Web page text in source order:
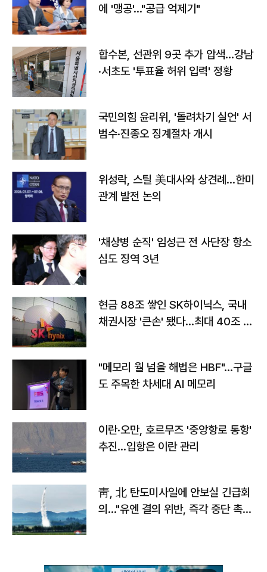
에 '맹공'…"공급 억제기"
합수본, 선관위 9곳 추가 압색…강남
·서초도 '투표율 허위 입력' 정황
국민의힘 윤리위, '돌려차기 실언' 서
범수·진종오 징계절차 개시
위성락, 스틸 美대사와 상견례…한미
관계 발전 논의
'채상병 순직' 임성근 전 사단장 항소
심도 징역 3년
현금 88조 쌓인 SK하이닉스, 국내
채권시장 '큰손' 됐다…최대 40조 투
"메모리 월 넘을 해법은 HBF"…구글
도 주목한 차세대 AI 메모리
이란·오만, 호르무즈 '중앙항로 통항'
추진…입항은 이란 관리
靑, 北 탄도미사일에 안보실 긴급회
의…"유엔 결의 위반, 즉각 중단 촉